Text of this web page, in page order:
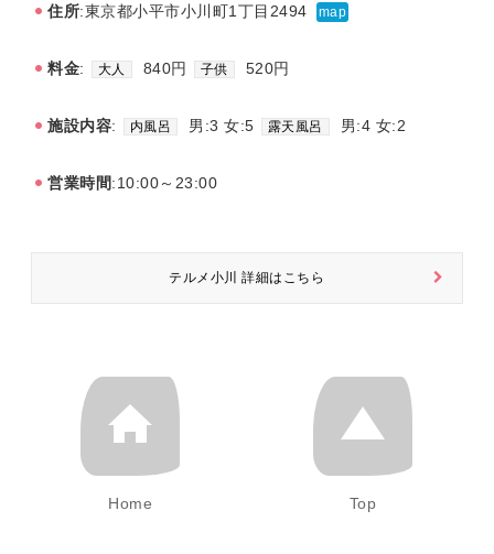
住所:東京都小平市小川町1丁目2494 map
料金: 大人 840円 子供 520円
施設内容: 内風呂 男:3 女:5 露天風呂 男:4 女:2
営業時間:10:00～23:00
テルメ小川 詳細はこちら
Home Top